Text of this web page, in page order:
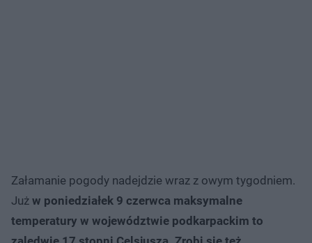
Załamanie pogody nadejdzie wraz z owym tygodniem.
Już w poniedziałek 9 czerwca maksymalne
temperatury w województwie podkarpackim to